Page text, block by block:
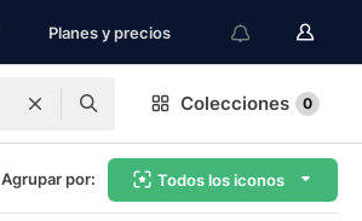
Planes y precios
Colecciones 0
Agrupar por: Todos los iconos